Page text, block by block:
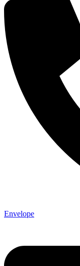
Envelope